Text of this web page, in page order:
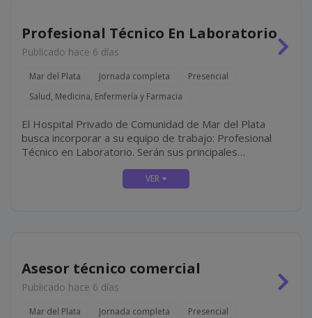
Profesional Técnico En Laboratorio
Publicado hace 6 días
Mar del Plata Jornada completa
Presencial
Salud, Medicina, Enfermería y Farmacia
El Hospital Privado de Comunidad de Mar del Plata
busca incorporar a su equipo de trabajo: Profesional
Técnico en Laboratorio. Serán sus principales
responsabilidades: Colaborar en la realización de
estudios de laboratorio, bajo la supervisión del...
Asesor técnico comercial
Publicado hace 6 días
Mar del Plata Jornada completa
Presencial